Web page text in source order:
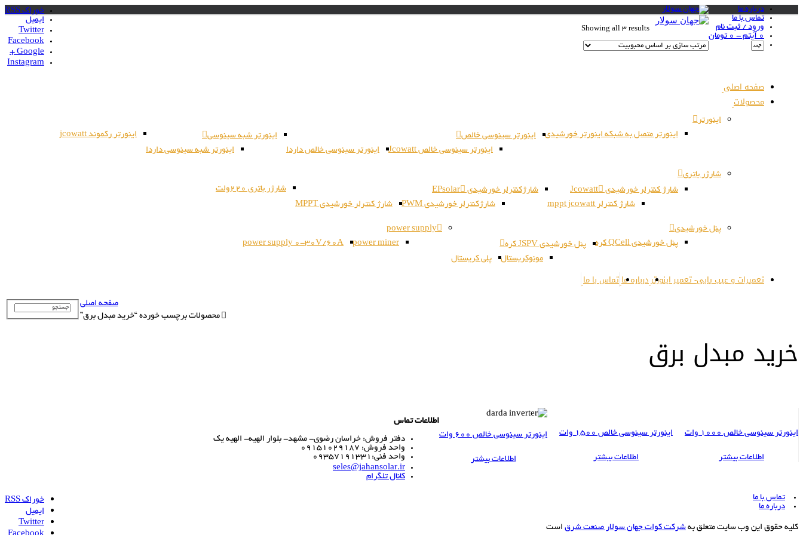
درباره ما
تماس با ما
ورود / ثبت نام
0 آیتم -
0 تومان
خوراک RSS
ایمیل
Twitter
Facebook
Google +
Instagram
صفحه اصلی
محصولات
اینورتر
اینورتر متصل به شبکه اینورتر خورشیدی
اینورتر سینوسی خالص
اینورتر سینوسی خالص Jcowatt
اینورتر سینوسی خالص داردا
اینورتر شبه سینوسی
اینورتر شبه سینوسی داردا
اینورتر رکموند jcowatt
شارژر باتری
شارژ کنترلر خورشیدی Jcowatt
شارژ کنترلر mppt jcowatt
شارژکنترلر خورشیدی EPsolar
شارژکنترلر خورشیدی PWM
شارژ کنترلر خورشیدی MPPT
شارژر باتری 220ولت
پنل خورشیدی
پنل خورشیدی QCell کره
پنل خورشیدی JSPV کره
مونوکریستال
پلی کریستال
power supply
power miner
power supply 0-30V/60A
تعمیرات و عیب یابی- تعمیر اینورتردرباره ماتماس با ما
خرید مبدل برق
صفحه اصلی
محصولات برچسب خورده “خرید مبدل برق”
Showing all 3 results
اینورتر سینوسی خالص 1000 وات
اطلاعات بیشتر
اینورتر سینوسی خالص 1500 وات
اطلاعات بیشتر
اینورتر سینوسی خالص 600 وات
اطلاعات بیشتر
اطلاعات تماس
دفتر فروش: خراسان رضوی- مشهد- بلوار الهیه- الهیه یک
واحد فروش: 09151029187
واحد فنی:09357191331
seles@jahansolar.ir
کانال تلگرام
تماس با ما
درباره ما
کلیه حقوق این وب سایت متعلق به شرکت کوات جهان سولار صنعت شرق است
خوراک RSS
ایمیل
Twitter